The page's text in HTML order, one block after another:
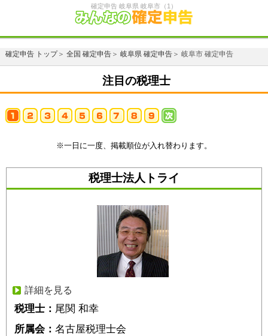
確定申告 岐阜県 岐阜市（1）
確定申告 トップ＞ 全国 確定申告＞ 岐阜県 確定申告＞ 岐阜市 確定申告
注目の税理士
※一日に一度、掲載順位が入れ替わります。
税理士法人トライ
詳細を見る
税理士： 尾関 和幸
所属会： 名古屋税理士会